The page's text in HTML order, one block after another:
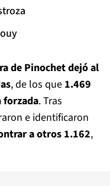
de Pinochet dejó al
, de los que 1.469
forzada. Tras
e identificaron
a otros 1.162,